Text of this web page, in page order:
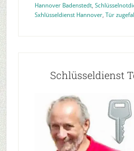
Hannover Badenstedt,
Sxhlüsseldienst Hannover, Tür
Schlüsseldienst